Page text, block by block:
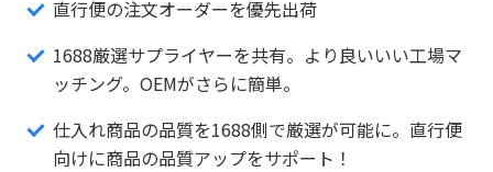
直行便の注文オーダーを優先出荷
1688厳選サプライヤーを共有。より良いいい工場マ
ッチング。OEMがさらに簡単。
仕入れ商品の品質を1688側で厳選が可能に。直行便
向けに商品の品質アップをサポート！